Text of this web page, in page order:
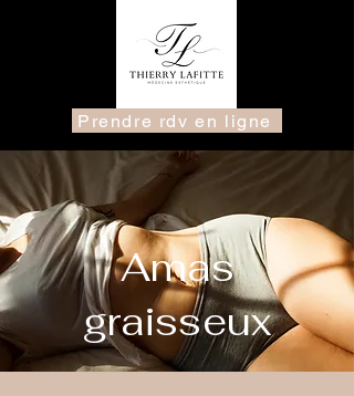
Prendre rdv en ligne
Amas
graisseux